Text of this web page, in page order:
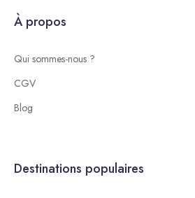
À propos
Qui sommes-nous ?
CGV
Blog
Destinations populaires